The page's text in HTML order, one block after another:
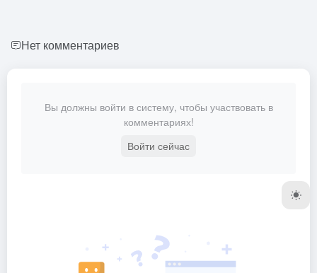
Нет комментариев
Вы должны войти в систему, чтобы участвовать в
комментариях!
Войти сейчас